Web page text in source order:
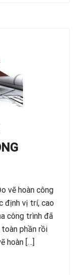
vẽ hoàn công
định vị trí, cao
công trình đã
phần rồi
hoàn […]